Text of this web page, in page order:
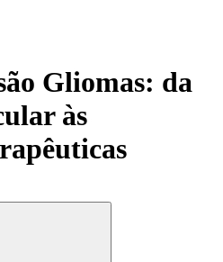
Gliomas: da
às